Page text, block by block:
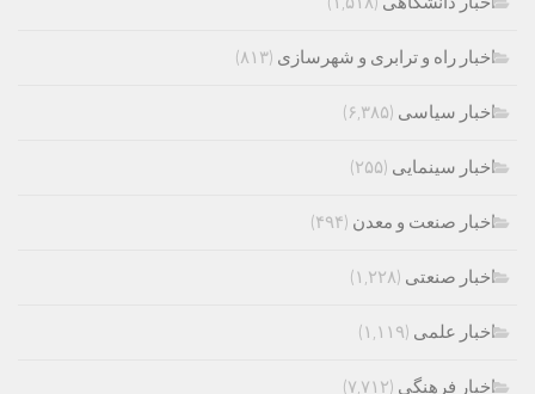
اخبار راه و ترابری و شهرسازی (۸۱۳)
اخبار سیاسی (۶,۳۸۵)
اخبار سینمایی (۲۵۵)
اخبار صنعت و معدن (۴۹۴)
اخبار صنعتی (۱,۲۲۸)
اخبار علمی (۱,۱۱۹)
اخبار فرهنگی (۷,۷۱۲)